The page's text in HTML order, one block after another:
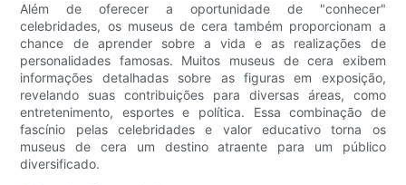
Além de oferecer a oportunidade de "conhecer"
celebridades, os museus de cera também proporcionam a
chance de aprender sobre a vida e as realizações de
personalidades famosas. Muitos museus de cera exibem
informações detalhadas sobre as figuras em exposição,
revelando suas contribuições para diversas áreas, como
entretenimento, esportes e política. Essa combinação de
fascínio pelas celebridades e valor educativo torna os
museus de cera um destino atraente para um público
diversificado.